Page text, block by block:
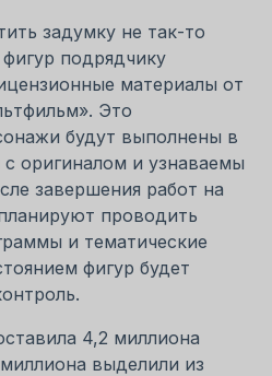
задумку не так-то
подрядчику
материалы от
Это
будут выполнены в
оригиналом и узнаваемы
завершения работ на
проводить
и тематические
фигур будет
4,2 миллиона
выделили из